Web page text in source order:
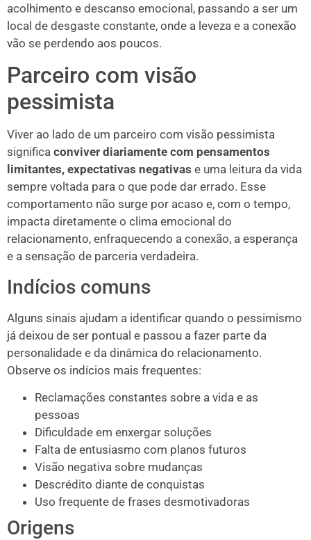
acolhimento e descanso emocional, passando a ser um
local de desgaste constante, onde a leveza e a conexão
vão se perdendo aos poucos.
Parceiro com visão
pessimista
Viver ao lado de um parceiro com visão pessimista
significa conviver diariamente com pensamentos
limitantes, expectativas negativas e uma leitura da vida
sempre voltada para o que pode dar errado. Esse
comportamento não surge por acaso e, com o tempo,
impacta diretamente o clima emocional do
relacionamento, enfraquecendo a conexão, a esperança
e a sensação de parceria verdadeira.
Indícios comuns
Alguns sinais ajudam a identificar quando o pessimismo
já deixou de ser pontual e passou a fazer parte da
personalidade e da dinâmica do relacionamento.
Observe os indícios mais frequentes:
Reclamações constantes sobre a vida e as
pessoas
Dificuldade em enxergar soluções
Falta de entusiasmo com planos futuros
Visão negativa sobre mudanças
Descrédito diante de conquistas
Uso frequente de frases desmotivadoras
Origens